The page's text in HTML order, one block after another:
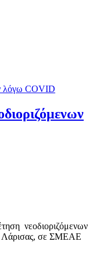
λόγω COVID
νεοδιοριζόμενων
Λάρισας, σε ΣΜΕΑΕ